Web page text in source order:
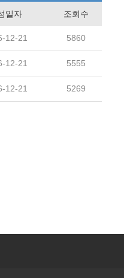
일자 조회수
12-21 5860
12-21 5555
12-21 5269